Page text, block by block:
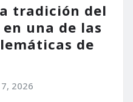
tradición del
una de las
de
2026